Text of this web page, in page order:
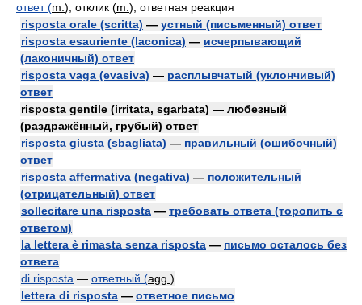
ответ (m. ); отклик (m. ); ответная реакция
risposta orale (scritta) — устный (письменный) ответ
risposta esauriente (laconica) — исчерпывающий
(лаконичный) ответ
risposta vaga (evasiva) — расплывчатый (уклончивый)
ответ
risposta gentile (irritata, sgarbata) — любезный
(раздражённый, грубый) ответ
risposta giusta (sbagliata) — правильный (ошибочный)
ответ
risposta affermativa (negativa) — положительный
(отрицательный) ответ
sollecitare una risposta — требовать ответа (торопить с
ответом)
la lettera è rimasta senza risposta — письмо осталось без
ответа
di risposta — ответный (agg. )
lettera di risposta — ответное письмо